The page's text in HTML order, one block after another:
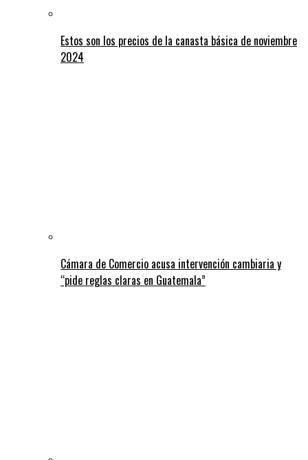
Estos son los precios de la canasta básica de noviembre
2024
Cámara de Comercio acusa intervención cambiaria y
“pide reglas claras en Guatemala”